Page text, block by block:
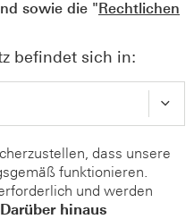
sowie die "Rechtlichen
befindet sich in:
dass unsere
funktionieren.
und werden
Darüber hinaus